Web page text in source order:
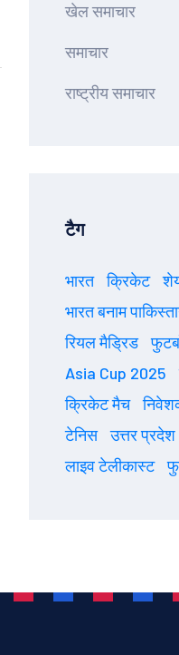
खेल समाचार
समाचार
राष्ट्रीय समाचार
टैग
भारत क्रिकेट
भारत बनाम
रियल मैड्रिड
Asia Cup 2025
क्रिकेट मैच
टेनिस
उत्तर प्रदेश
लाइव टेलीकास्ट